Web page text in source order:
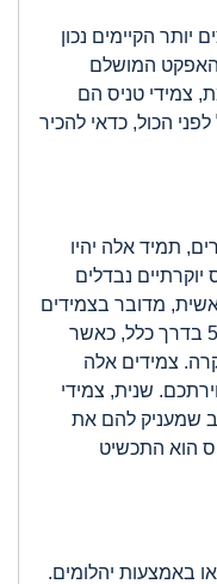
יותר הקיימים נכון
האפקט המושלם
צמידי טניס הם
הכול, כדאי להכיר
תמיד אלה יהיו
יוקרתיים נבדלים
מדובר בצמידים
אשר יש להם חוליות רבות, לפחות 50 בדרך כלל, כאשר
צמידים אלה
שנית, צמידי
שמעניק להם את
הוא התכשיט
או באמצעות יהלומים.